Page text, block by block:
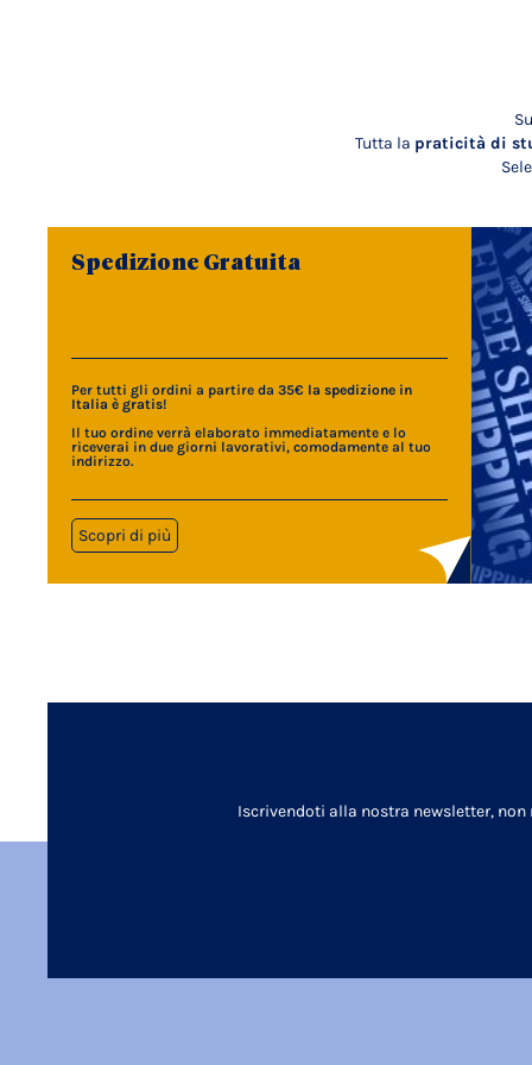
Tutta la praticità di
Spedizione Gratuita
Per tutti gli ordini a partire da 35€ la spedizione in
Italia è gratis!
Il tuo ordine verrà elaborato immediatamente e lo
riceverai in due giorni lavorativi, comodamente al tuo
indirizzo.
Scopri di più
Iscrivendoti alla nostra newsletter,